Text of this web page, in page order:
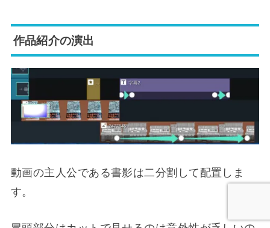
作品紹介の演出
動画の主人公である書影は二分割して配置しま
す。